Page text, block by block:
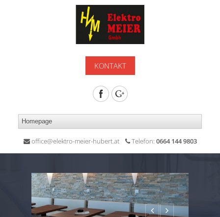
KONTAKT
office@elektro-meier-hubert.at Telefon: 0664 144 9803